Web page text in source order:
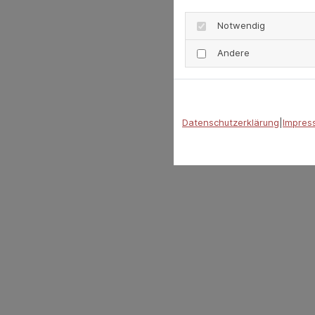
Notwendig
Andere
Datenschutzerklärung